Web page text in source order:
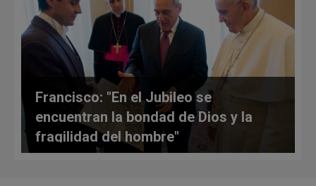
Francisco: "En el Jubileo se
encuentran la bondad de Dios y la
fragilidad del hombre"